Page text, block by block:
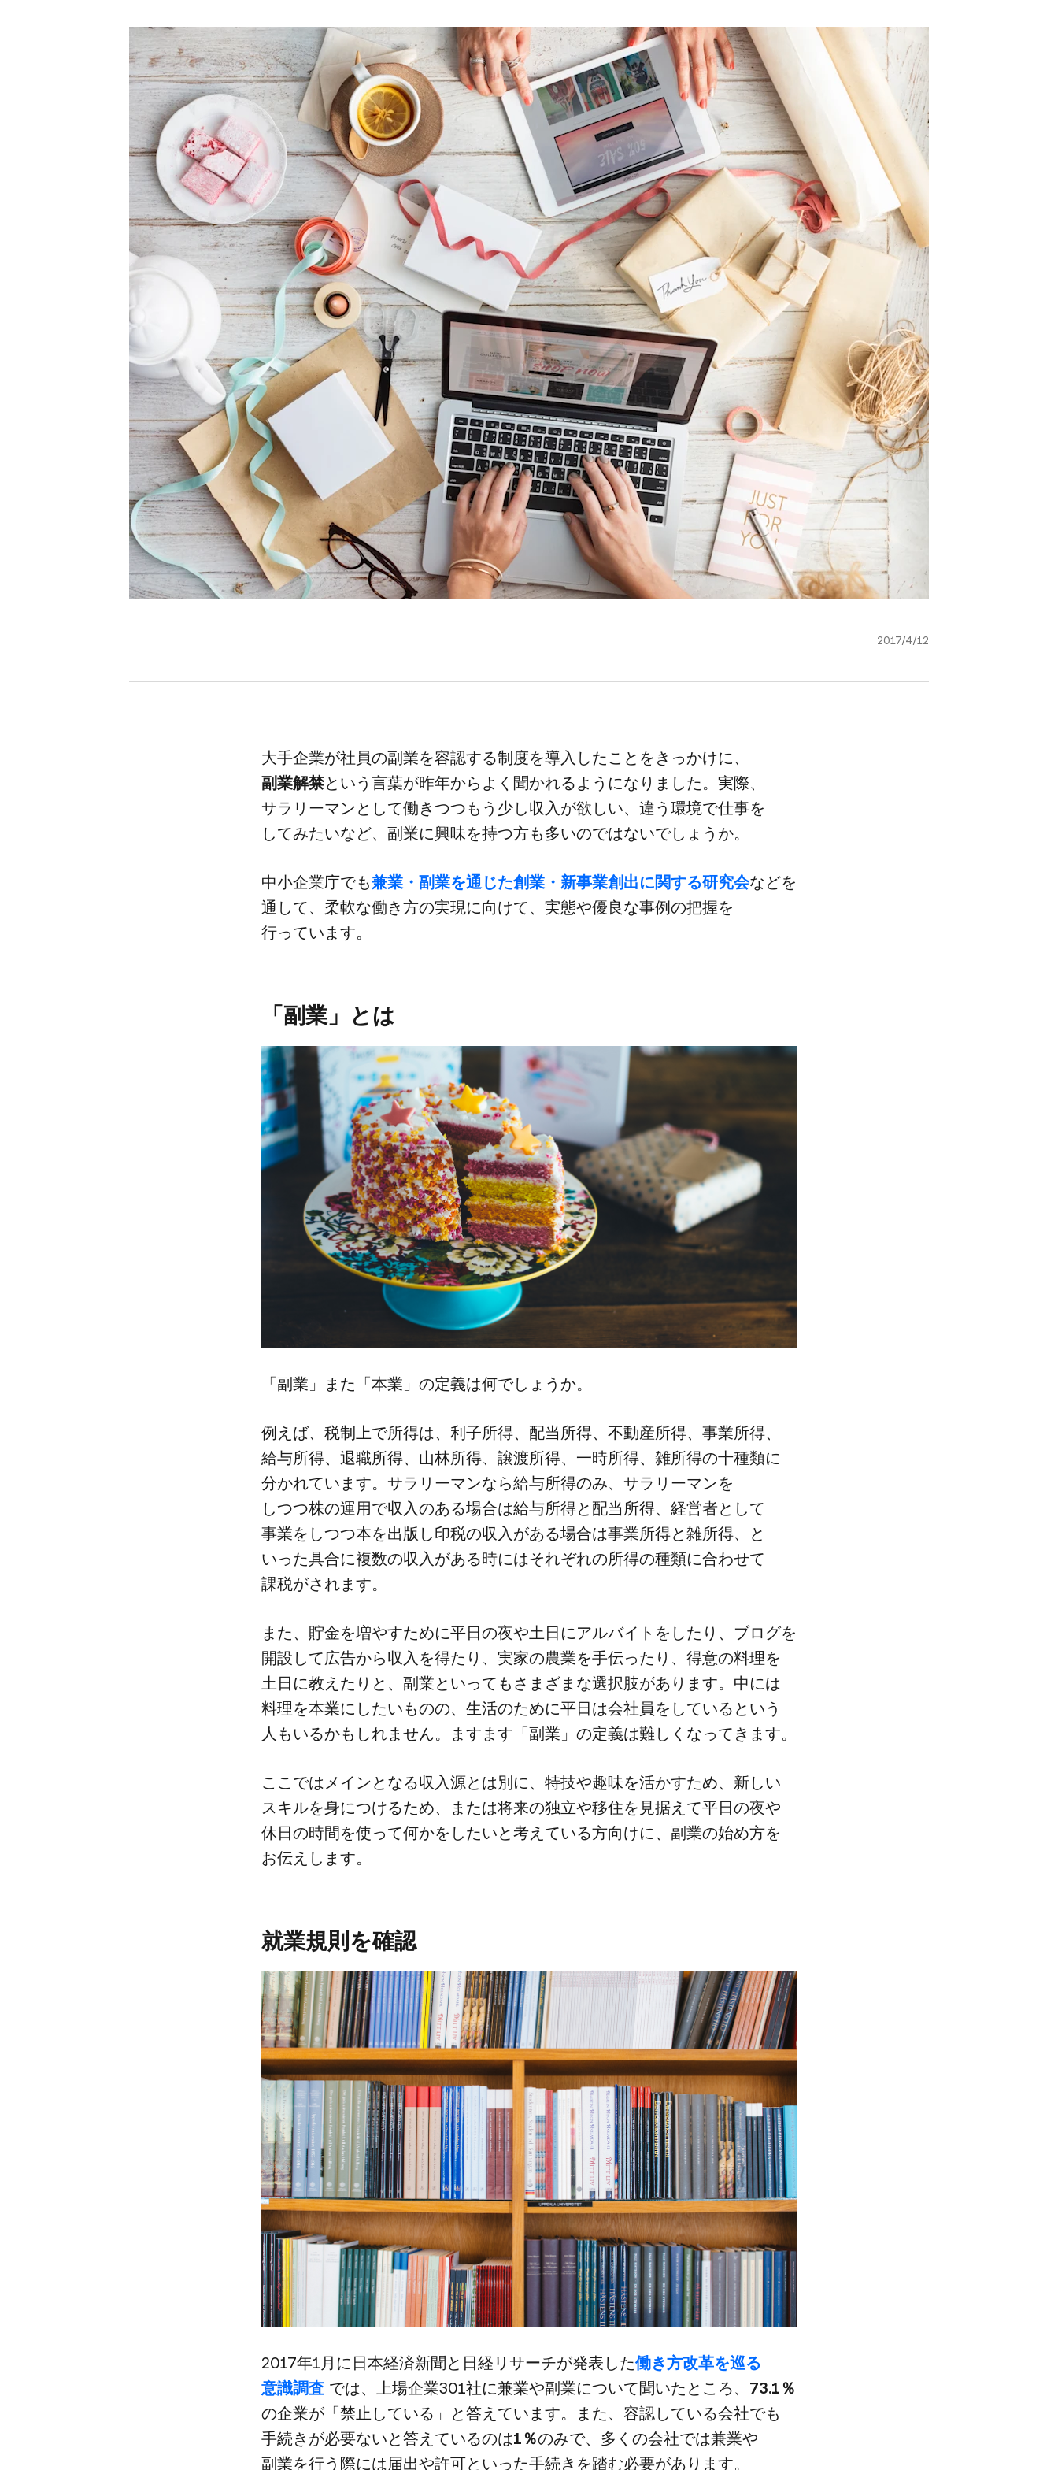
2017/4/12
大手企業が​社員の​副業を​容認する​制度を​導入した​ことを​きっかけに、
副業解禁と​いう​言葉が​昨年から​よく​聞かれるようになりました。​実際、​
サラリーマンと​して​働きつつもう​少し​収入が​欲しい、​違う​環境で​仕事を​
してみたいなど、​副業に​興味を​持つ方も​多いのではないでしょうか。
中​小企業庁でも​兼業・副業を​通じた​創業・新事業創出に​関する​研究会などを​
通して、​柔軟な​働き方の​実現に​向けて、​実態や​優良な​事例の​把握を​
行っています。
「副業」とは
「副業」また​「本業」の​定義は​何でしょうか。
例えば、​税制上で​所得は、​利子所得、​配当所得、​不動産所得、​事業所得、​
給与所得、​退職所得、​山林所得、​譲渡所得、​一時所得、​雑所得の​十種類に​
分かれています。​サラリーマンなら​給与所得のみ、​サラリーマンを​
しつつ株の​運用で​収入の​ある​場合は​給与所得と​配当所得、​経営者と​して​
事業を​しつつ本を​出版し印税の​収入が​ある​場合は​事業所得と​雑所得、と​
いった​具合に​複数の​収入が​ある​時には​それぞれの​所得の​種類に​合わせて​
課税が​されます。
また、​貯金を​増や​すために​平日の​夜や​土日に​アルバイトを​したり、​ブログを​
開設して​広告から​収入を​得たり、​実家の​農業を​手伝ったり、​得意の​料理を​
土日に​教えたりと、​副業と​いってもさまざまな​選択肢が​あります。​中には​
料理を​本業に​したい​ものの、​生活の​ために​平日は​会社員を​していると​いう​
人も​いるかもしれません。​ますます​「副業」の​定義は​難しくなってきます。
ここでは​メインと​なる​収入源とは​別に、​特技や​趣味を​活か​すため、​新しい​
スキルを​身に​つける​ため、​または​将来の​独立や​移住を​見据えて​平日の​夜や​
休日の​時間を​使って​何かを​したいと​考えている​方​向けに、​副業の​始め方を​
お伝えします。
就業規則を​確認
2017年1月に​日本経済新聞と​日経リサーチが​発表した​働き方​改革を​巡る​
意識調査 では、​上場企業301社に​兼業や​副業に​ついて​聞いた​ところ、 ​73.1％
の​企業が​「禁止している」と​答えています。​また、​容認している​会社でも​
手続きが​必要ないと​答えているのは​1％のみで、​多くの​会社では​兼業や​
副業を​行う​際には​届出や​許可と​いった​手続きを​踏む必要が​あります。